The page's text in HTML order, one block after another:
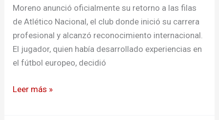
Moreno anunció oficialmente su retorno a las filas
de Atlético Nacional, el club donde inició su carrera
profesional y alcanzó reconocimiento internacional.
El jugador, quien había desarrollado experiencias en
el fútbol europeo, decidió
Leer más »